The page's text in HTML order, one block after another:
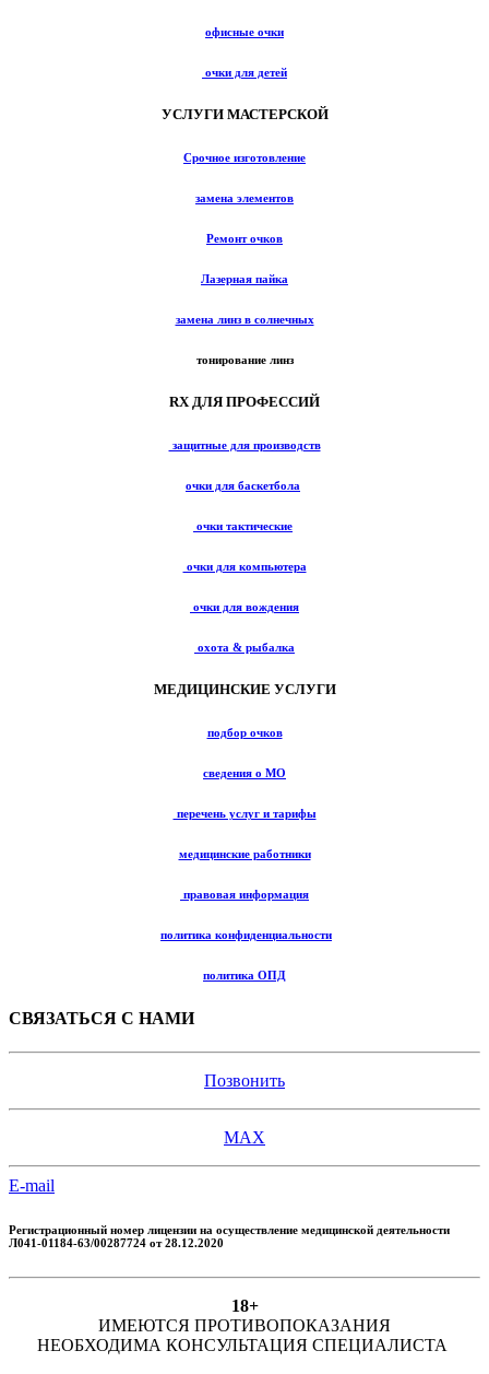
офисные очки
очки для детей
УСЛУГИ МАСТЕРСКОЙ
Срочное изготовление
замена элементов
Ремонт очков
Лазерная пайка
замена линз в солнечных
тонирование линз
RX ДЛЯ ПРОФЕССИЙ
защитные для производств
очки для баскетбола
очки тактические
очки для компьютера
очки для вождения
охота & рыбалка
МЕДИЦИНСКИЕ УСЛУГИ
подбор очков
сведения о МО
перечень услуг и тарифы
медицинские работники
правовая информация
политика конфиденциальности
политика ОПД
СВЯЗАТЬСЯ С НАМИ
Позвонить
MAX
E-mail
Регистрационный номер лицензии на осуществление медицинской деятельности
Л041-01184-63/00287724 от 28.12.2020
18+
ИМЕЮТСЯ ПРОТИВОПОКАЗАНИЯ
НЕОБХОДИМА КОНСУЛЬТАЦИЯ СПЕЦИАЛИСТА